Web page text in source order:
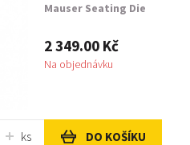
Mauser Seating Die
2 349.00 Kč
Na objednávku
ks DO KOŠÍKU